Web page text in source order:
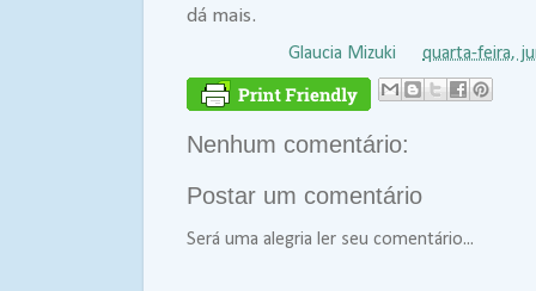
dá mais.
Glaucia Mizuki quarta-feira,
Nenhum comentário:
Postar um comentário
Será uma alegria ler seu comentário...